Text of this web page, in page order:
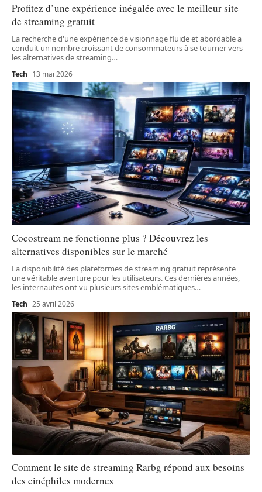
Profitez d’une expérience inégalée avec le meilleur site
de streaming gratuit
La recherche d'une expérience de visionnage fluide et abordable a
conduit un nombre croissant de consommateurs à se tourner vers
les alternatives de streaming…
Tech 13 mai 2026
Cocostream ne fonctionne plus ? Découvrez les
alternatives disponibles sur le marché
La disponibilité des plateformes de streaming gratuit représente
une véritable aventure pour les utilisateurs. Ces dernières années,
les internautes ont vu plusieurs sites emblématiques…
Tech 25 avril 2026
Comment le site de streaming Rarbg répond aux besoins
des cinéphiles modernes